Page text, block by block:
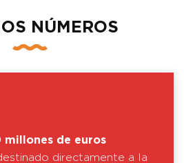
NÚMEROS
millones de euros
directamente a la